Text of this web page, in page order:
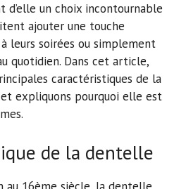
d’elle un choix incontournable
ajouter une touche
leurs soirées ou simplement
quotidien. Dans cet article,
caractéristiques de la
expliquons pourquoi elle est
de la dentelle
au 16ème siècle, la dentelle